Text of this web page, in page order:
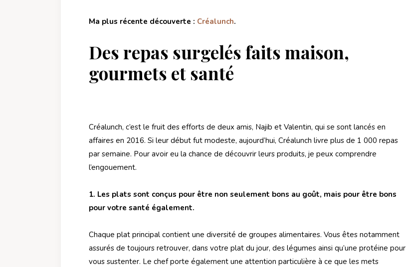
Ma plus récente découverte : Créalunch.
Des repas surgelés faits maison,
gourmets et santé
Créalunch, c’est le fruit des efforts de deux amis, Najib et Valentin, qui se sont lancés en
affaires en 2016. Si leur début fut modeste, aujourd’hui, Créalunch livre plus de 1 000 repas
par semaine. Pour avoir eu la chance de découvrir leurs produits, je peux comprendre
l’engouement.
1. Les plats sont conçus pour être non seulement bons au goût, mais pour être bons
pour votre santé également.
Chaque plat principal contient une diversité de groupes alimentaires. Vous êtes notamment
assurés de toujours retrouver, dans votre plat du jour, des légumes ainsi qu’une protéine pour
vous sustenter. Le chef porte également une attention particulière à ce que les mets